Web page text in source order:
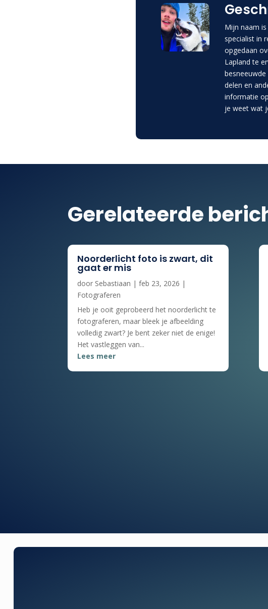
Mijn naam
specialist in
opgedaan
Lapland te
delen en
informatie
je weet wat
Gerelateerde
Noorderlicht foto is zwart, dit
gaat er mis
door Sebastiaan |feb 23, 2026 |
Fotograferen
Heb je ooit geprobeerd het noorderlicht te
fotograferen, maar bleek je afbeelding
volledig zwart? Je bent zeker niet de enige!
Het vastleggen van...
Lees meer